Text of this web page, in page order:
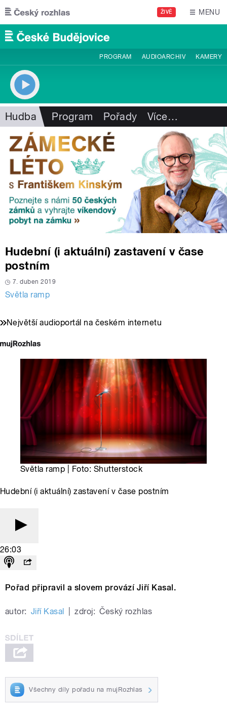
Přejít k hlavnímu obsahu
ŽIVĚ MENU
PROGRAM AUDIOARCHIV KAMERY
Hudba Program Pořady Více…
Hudební (i aktuální) zastavení v čase
postním
7. duben 2019
Světla ramp
Největší audioportál na českém internetu
Světla ramp | Foto: Shutterstock
Hudební (i aktuální) zastavení v čase postním
26:03
Pořad připravil a slovem provází Jiří Kasal.
autor: Jiří Kasal zdroj: Český rozhlas
Všechny díly pořadu na mujRozhlas